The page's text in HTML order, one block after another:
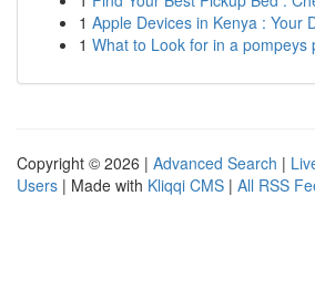
1 Apple Devices in Kenya : Your
1 What to Look for in a pompeys
Copyright © 2026 | Advanced Search |
Users | Made with Kliqqi CMS | All RSS